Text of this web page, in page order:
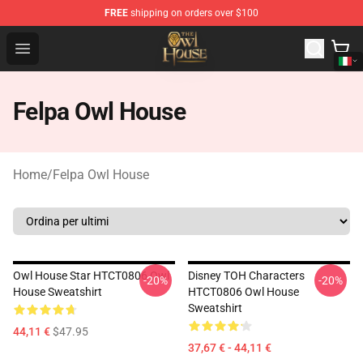
FREE shipping on orders over $100
Open menu
The Owl House Store - Official The Owl House
Felpa Owl House
Home/Felpa Owl House
Owl House Star HTCT0806 Owl
House Sweatshirt
44,11 €$47.95
-20%
Disney TOH Characters
HTCT0806 Owl House
Sweatshirt
37,67 € - 44,11 €
-20%